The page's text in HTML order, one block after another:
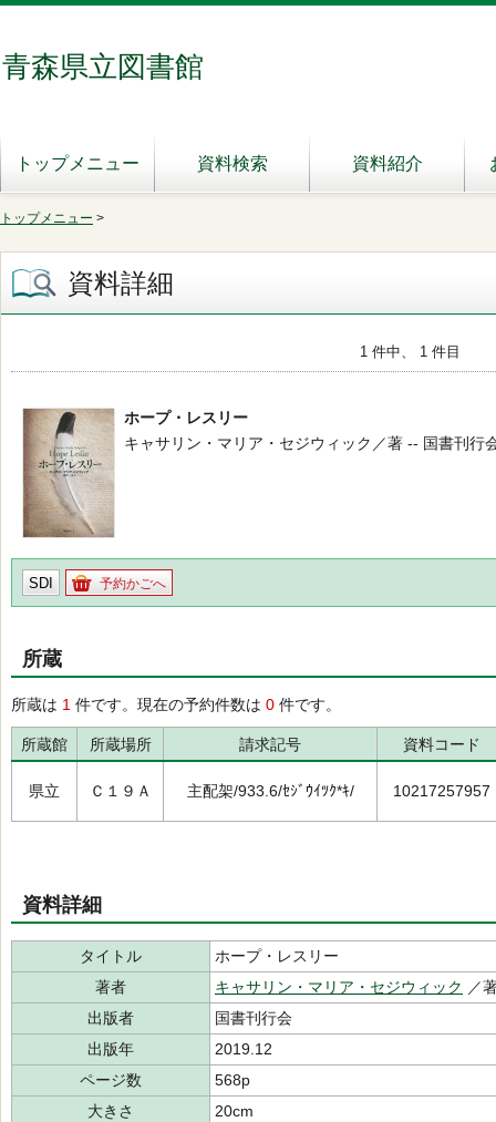
青森県立図書館
トップメニュー 資料検索 資料紹介
トップメニュー >
資料詳細
1 件中、 1 件目
ホープ・レスリー
キャサリン・マリア・セジウィック／著 -- 国書刊行
SDI 予約かごへ
所蔵
所蔵は 1 件です。現在の予約件数は 0 件です。
所蔵館 所蔵場所 請求記号 資料コード
県立 Ｃ１９Ａ 主配架/933.6/ｾｼﾞｳｲﾂｸ*ｷ/ 10217257957
資料詳細
タイトル
ホープ・レスリー
著者
キャサリン・マリア・セジウィック ／
出版者
国書刊行会
出版年
2019.12
ページ数
568p
大きさ
20cm